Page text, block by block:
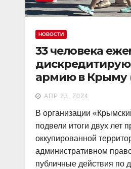
НОВОСТИ
33 человека
армию в Крыму
АПР 23, 2024
В организации
подвели итоги двух лет
оккупированной
административном
публичные действия по